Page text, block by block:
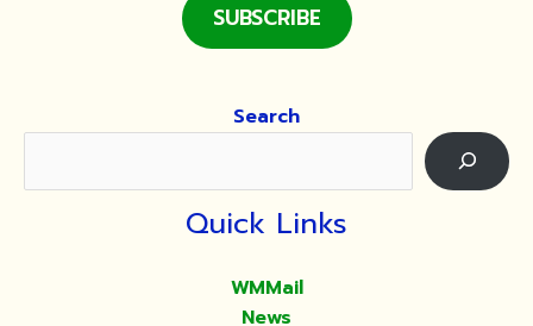
SUBSCRIBE
Search
Quick Links
WMMail
News